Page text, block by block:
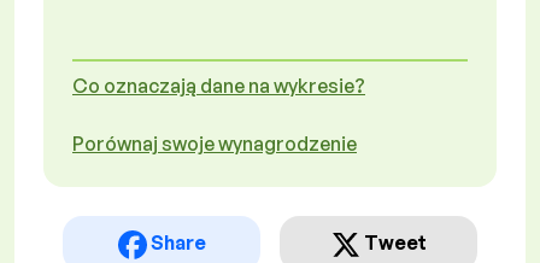
Co oznaczają dane na wykresie?
Porównaj swoje wynagrodzenie
Share Tweet